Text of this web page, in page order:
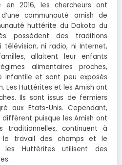
2016, les chercheurs ont
communauté amish de
huttérite du Dakota du
possèdent des traditions
télévision, ni radio, ni Internet,
allaitent leur enfants
alimentaires proches,
infantile et sont peu exposés
Les Huttérites et les Amish ont
Ils sont issus de fermiers
aux Etats-Unis. Cependant,
puisque les Amish ont
traditionnelles, continuent à
le travail des champs et le
les Huttérites utilisent des